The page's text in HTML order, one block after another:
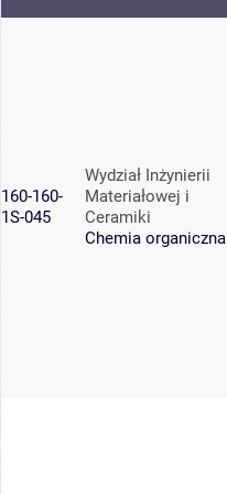
160-160-
1S-045
Wydział Inżynierii
Materiałowej i
Ceramiki
Chemia organiczna